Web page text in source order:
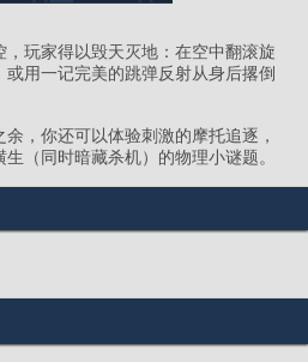
玩家得以毁天灭地：在空中翻滚旋
用一记完美的跳弹反射从身后撂倒
，你还可以体验刺激的摩托追逐，
（同时暗藏杀机）的物理小谜题。